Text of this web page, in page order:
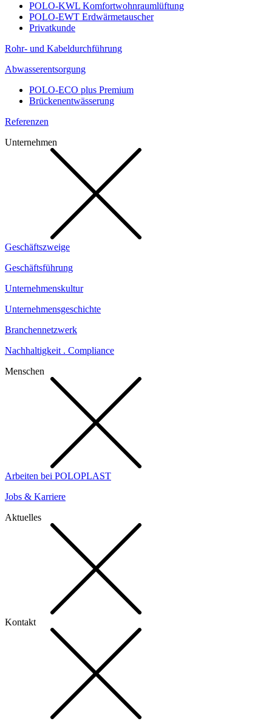
POLO-KWL Komfortwohnraumlüftung
POLO-EWT Erdwärmetauscher
Privatkunde
Rohr- und Kabeldurchführung
Abwasserentsorgung
POLO-ECO plus Premium
Brückenentwässerung
Referenzen
Unternehmen
Geschäftszweige
Geschäftsführung
Unternehmenskultur
Unternehmensgeschichte
Branchennetzwerk
Nachhaltigkeit . Compliance
Menschen
Arbeiten bei POLOPLAST
Jobs & Karriere
Aktuelles
Kontakt